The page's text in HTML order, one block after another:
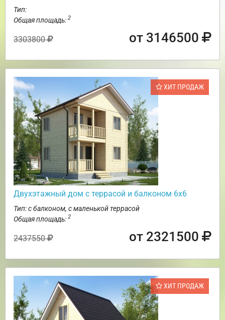
Тип:
Общая площадь: 2
3303800 от 3146500
ХИТ ПРОДАЖ
Двухэтажный дом с террасой и балконом 6х6
Тип: с балконом, с маленькой террасой
Общая площадь: 2
2437550 от 2321500
ХИТ ПРОДАЖ